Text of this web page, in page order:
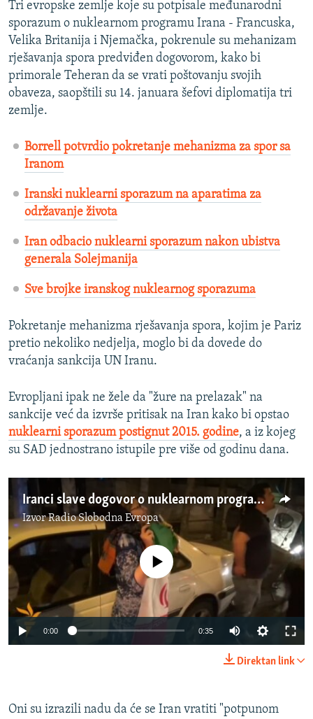
Tri evropske zemlje koje su potpisale međunarodni
sporazum o nuklearnom programu Irana - Francuska,
Velika Britanija i Njemačka, pokrenule su mehanizam
rješavanja spora predviđen dogovorom, kako bi
primorale Teheran da se vrati poštovanju svojih
obaveza, saopštili su 14. januara šefovi diplomatija tri
zemlje.
Borrell potvrdio pokretanje mehanizma za spor sa
Iranom
Iranski nuklearni sporazum na aparatima za
održavanje života
Iran odbacio nuklearni sporazum nakon ubistva
generala Solejmanija
Sve brojke iranskog nuklearnog sporazuma
Pokretanje mehanizma rješavanja spora, kojim je Pariz
pretio nekoliko nedjelja, moglo bi da dovede do
vraćanja sankcija UN Iranu.
Evropljani ipak ne žele da "žure na prelazak" na
sankcije već da izvrše pritisak na Iran kako bi opstao
nuklearni sporazum postignut 2015. godine, a iz kojeg
su SAD jednostrano istupile pre više od godinu dana.
Iranci slave dogovor o nuklearnom programu
IzvorRadio Slobodna Evropa
No media source currently available
0:00 0:35
Direktan link
Oni su izrazili nadu da će se Iran vratiti "potpunom